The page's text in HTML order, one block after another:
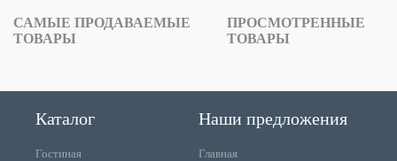
САМЫЕ ПРОДАВАЕМЫЕ
ТОВАРЫ
ПРОСМОТРЕННЫЕ
ТОВАРЫ
Каталог
Гостиная
Наши предложения
Главная